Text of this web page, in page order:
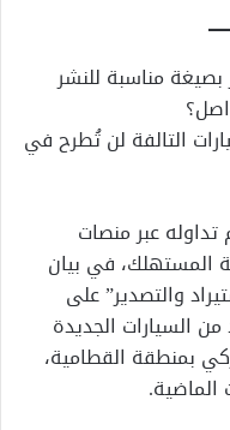
مناسبة للنشر
التالفة لن تُطرح في
عبر منصات
المستهلك، في بيان
والتصدير” على
السيارات الجديدة
بمنطقة القطامية،
الماضية.